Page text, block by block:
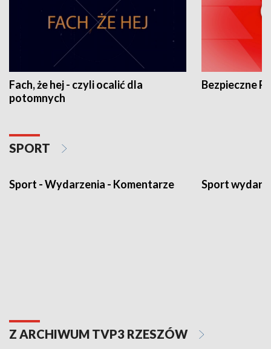
Fach, że hej - czyli ocalić dla
potomnych
Bezpieczne
SPORT
Sport - Wydarzenia - Komentarze Sport
Z ARCHIWUM TVP3 RZESZÓW